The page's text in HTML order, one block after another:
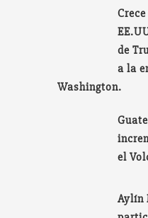
de
a la
Washington.
el
Aylín